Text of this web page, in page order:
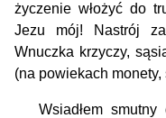
życzenie włożyć do
Jezu mój! Nastrój
Wnuczka krzyczy,
(na powiekach monety,
Wsiadłem smutny